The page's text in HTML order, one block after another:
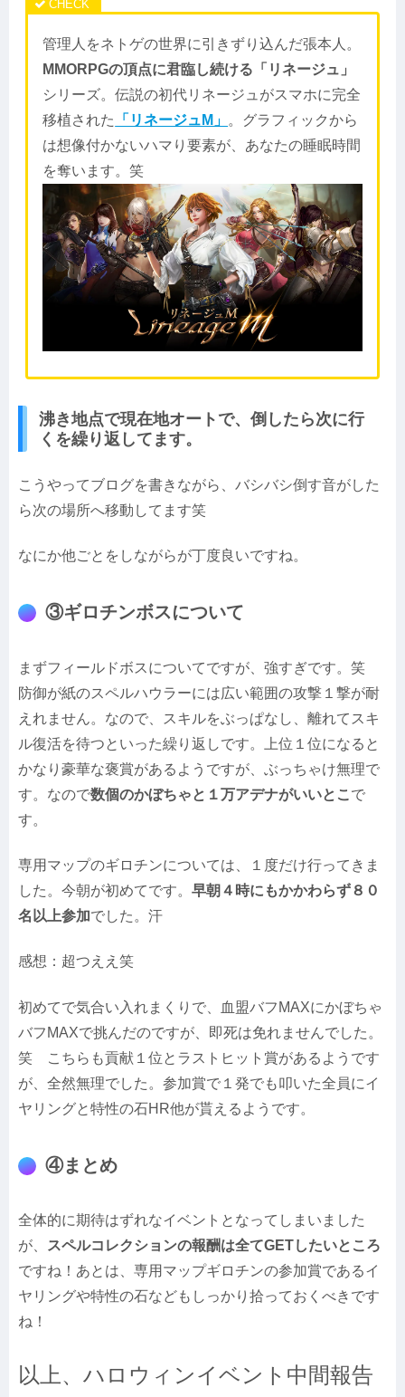
管理人をネトゲの世界に引きずり込んだ張本人。
MMORPGの頂点に君臨し続ける「リネージュ」
シリーズ。伝説の初代リネージュがスマホに完全
移植された
「リネージュM」 。グラフィックから
は想像付かないハマり要素が、あなたの睡眠時間
を奪います。笑
沸き地点で現在地オートで、倒したら次に行
くを繰り返してます。
こうやってブログを書きながら、バシバシ倒す音がした
ら次の場所へ移動してます笑
なにか他ごとをしながらが丁度良いですね。
③ギロチンボスについて
まずフィールドボスについてですが、強すぎです。笑
防御が紙のスペルハウラーには広い範囲の攻撃１撃が耐
えれません。なので、スキルをぶっぱなし、離れてスキ
ル復活を待つといった繰り返しです。上位１位になると
かなり豪華な褒賞があるようですが、ぶっちゃけ無理で
す。なので数個のかぼちゃと１万アデナがいいとこ で
す。
専用マップのギロチンについては、１度だけ行ってきま
した。今朝が初めてです。 早朝４時にもかかわらず８０
名以上参加でした。汗
感想：超つええ笑
初めてで気合い入れまくりで、血盟バフMAXにかぼちゃ
バフMAXで挑んだのですが、即死は免れませんでした。
笑 こちらも貢献１位とラストヒット賞があるようです
が、全然無理でした。参加賞で１発でも叩いた全員にイ
ヤリングと特性の石HR他が貰えるようです。
④まとめ
全体的に期待はずれなイベントとなってしまいました
が、
スペルコレクションの報酬は全てGETしたいところ
ですね！あとは、専用マップギロチンの参加賞であるイ
ヤリングや特性の石などもしっかり拾っておくべきです
ね！
以上、ハロウィンイベント中間報告